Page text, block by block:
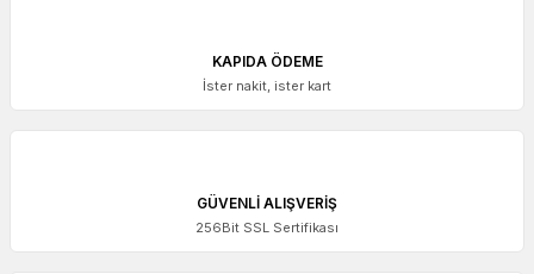
KAPIDA ÖDEME
İster nakit, ister kart
GÜVENLİ ALIŞVERİŞ
256Bit SSL Sertifikası